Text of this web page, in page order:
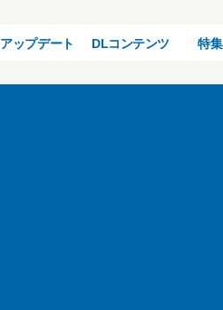
アップデート DLコンテンツ 特集